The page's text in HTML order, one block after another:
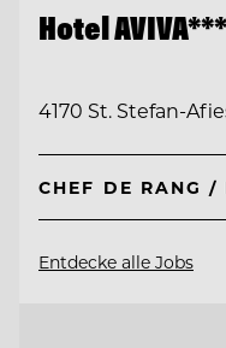
Hotel
4170 St. Stefan-
Entdecke alle Jobs